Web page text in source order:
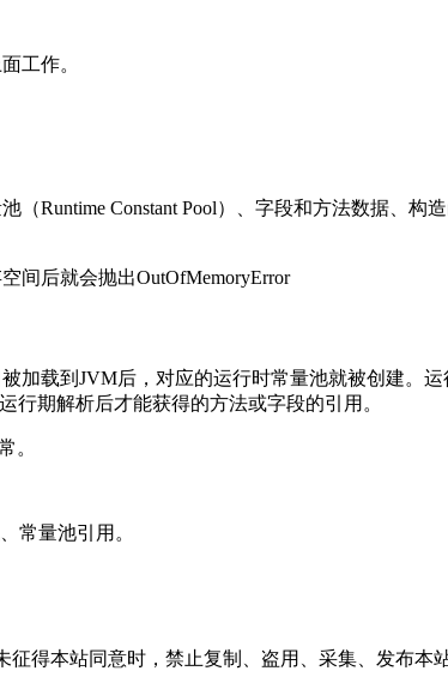
工作。
Runtime Constant Pool）、字段和方法数据、构
间后就会抛出OutOfMemoryError
加载到JVM后，对应的运行时常量池就被创建。
行期解析后才能获得的方法或字段的引用。
。
常量池引用。
得本站同意时，禁止复制、盗用、采集、发布本